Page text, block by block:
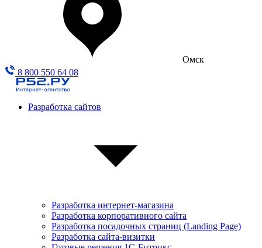
Омск
8 800 550 64 08
Разработка сайтов
Разработка интернет-магазина
Разработка корпоративного сайта
Разработка посадочных страниц (Landing Page)
Разработка сайта-визитки